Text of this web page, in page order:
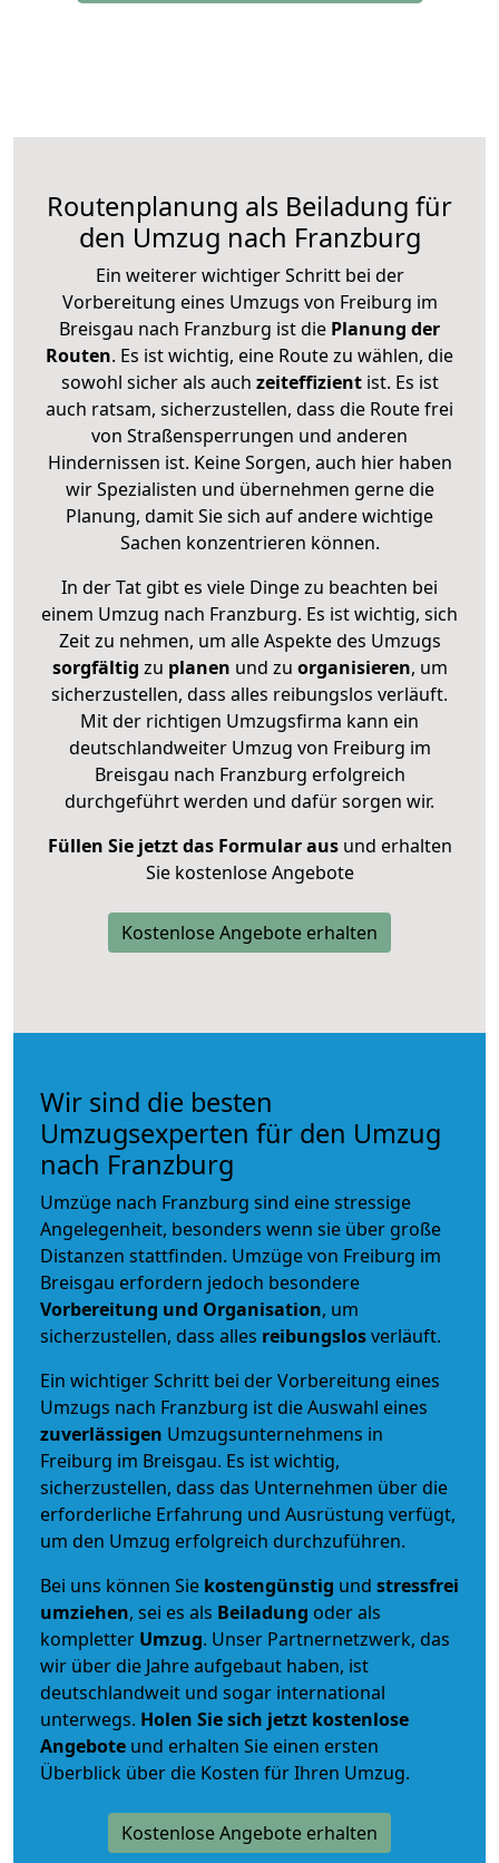
Routenplanung als Beiladung für
den Umzug nach Franzburg
Ein weiterer wichtiger Schritt bei der
Vorbereitung eines Umzugs von Freiburg im
Breisgau nach Franzburg ist die Planung der
Routen. Es ist wichtig, eine Route zu wählen, die
sowohl sicher als auch zeiteffizientist. Es ist
auch ratsam, sicherzustellen, dass die Route frei
von Straßensperrungen und anderen
Hindernissen ist. Keine Sorgen, auch hier haben
wir Spezialisten und übernehmen gerne die
Planung, damit Sie sich auf andere wichtige
Sachen konzentrieren können.
In der Tat gibt es viele Dinge zu beachten bei
einem Umzug nach Franzburg. Es ist wichtig, sich
Zeit zu nehmen, um alle Aspekte des Umzugs
sorgfältig zu planen und zu organisieren, um
sicherzustellen, dass alles reibungslos verläuft.
Mit der richtigen Umzugsfirma kann ein
deutschlandweiter Umzug von Freiburg im
Breisgau nach Franzburg erfolgreich
durchgeführt werden und dafür sorgen wir.
Füllen Sie jetzt das Formular ausund erhalten
Sie kostenlose Angebote
Kostenlose Angebote erhalten
Wir sind die besten
Umzugsexperten für den Umzug
nach Franzburg
Umzüge nach Franzburg sind eine stressige
Angelegenheit, besonders wenn sie über große
Distanzen stattfinden. Umzüge von Freiburg im
Breisgau erfordern jedoch besondere
Vorbereitung und Organisation, um
sicherzustellen, dass alles reibungslosverläuft.
Ein wichtiger Schritt bei der Vorbereitung eines
Umzugs nach Franzburg ist die Auswahl eines
zuverlässigen Umzugsunternehmens in
Freiburg im Breisgau. Es ist wichtig,
sicherzustellen, dass das Unternehmen über die
erforderliche Erfahrung und Ausrüstung verfügt,
um den Umzug erfolgreich durchzuführen.
Bei uns können Sie kostengünstig und stressfrei
umziehen, sei es als Beiladung oder als
kompletter Umzug. Unser Partnernetzwerk, das
wir über die Jahre aufgebaut haben, ist
deutschlandweit und sogar international
unterwegs. Holen Sie sich jetzt kostenlose
Angebote und erhalten Sie einen ersten
Überblick über die Kosten für Ihren Umzug.
Kostenlose Angebote erhalten